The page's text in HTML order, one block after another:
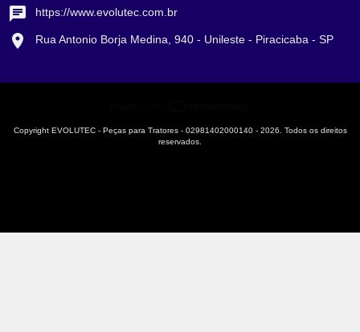
https://www.evolutec.com.br
Rua Antonio Borja Medina, 940 - Unileste - Piracicaba - SP
Copyright EVOLUTEC - Peças para Tratores - 02981402000140 - 2026. Todos os direitos
reservados.